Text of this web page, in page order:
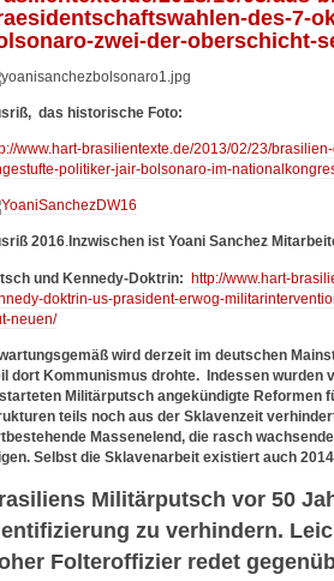
des-7-
zwei-der-oberschicht-
das historische Foto:
www.hart-brasilientexte.de/2013/02/23/
politiker-jair-bolsonaro-im-
2016. Inzwischen ist Yoani Sanchez
und Kennedy-Doktrin: http://www.hart-
doktrin-us-prasident-erwog-
neuen/
wird derzeit im deutschen
dort Kommunismus drohte. Indessen wurden
Militärputsch angekündigte Reformen
teils noch aus der Sklavenzeit
Massenelend, die rasch
Selbst die Sklavenarbeit existiert auch
Militärputsch vor 50
zu verhindern.
Folteroffizier redet